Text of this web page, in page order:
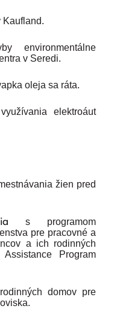
Kaufland.
environmentálne
v Seredi.
oleja sa ráta.
elektroáut
žien pred
s programom
pre pracovné a
a ich rodinných
Program
domov pre